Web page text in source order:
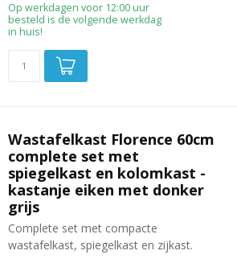
Op werkdagen voor 12:00 uur
besteld is de volgende werkdag
in huis!
Wastafelkast Florence 60cm
complete set met
spiegelkast en kolomkast -
kastanje eiken met donker
grijs
Complete set met compacte
wastafelkast, spiegelkast en zijkast.